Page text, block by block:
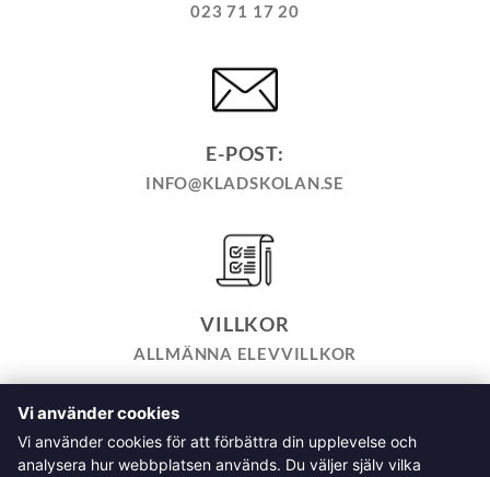
023 71 17 20
E-POST:
INFO@KLADSKOLAN.SE
VILLKOR
ALLMÄNNA ELEVVILLKOR
TILL KASSAN VARUKORG
HEMSIDEPOLICY
COOKIEPOLICY
INTEGRITETSPOLICY
Vi använder cookies
Vi använder cookies för att förbättra din upplevelse och
analysera hur webbplatsen används. Du väljer själv vilka